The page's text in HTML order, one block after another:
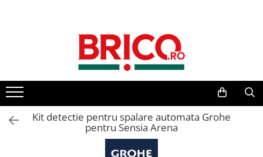
Toate Produsele
Baterii bucatarie
Kit detectie pentru spalare automata Grohe
pentru Sensia Arena